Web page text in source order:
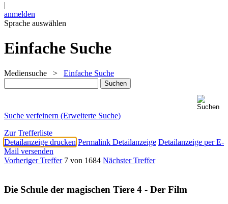
|
anmelden
Sprache auswählen
Einfache Suche
Mediensuche > Einfache Suche
Suche verfeinern (Erweiterte Suche)
Zur Trefferliste
Detailanzeige drucken Permalink Detailanzeige Detailanzeige per E-
Mail versenden
Vorheriger Treffer 7 von 1684 Nächster Treffer
Die Schule der magischen Tiere 4 - Der Film